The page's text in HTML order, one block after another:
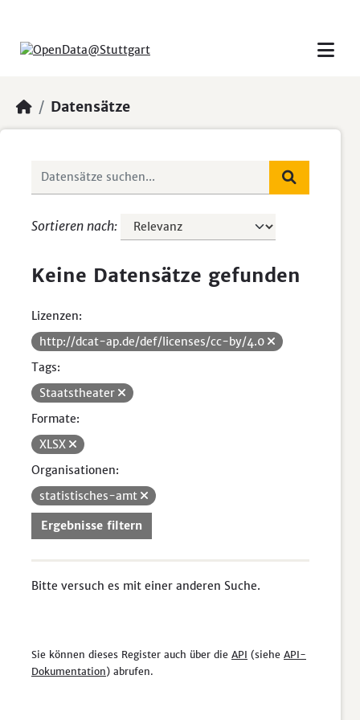
Datensätze
Sortieren nach
Keine Datensätze gefunden
Lizenzen:
http://dcat-ap.de/def/licenses/cc-by/4.0
Tags:
Staatstheater
Formate:
XLSX
Organisationen:
statistisches-amt
Ergebnisse filtern
Bitte versuch es mit einer anderen Suche.
Sie können dieses Register auch über die API (siehe API-
Dokumentation) abrufen.